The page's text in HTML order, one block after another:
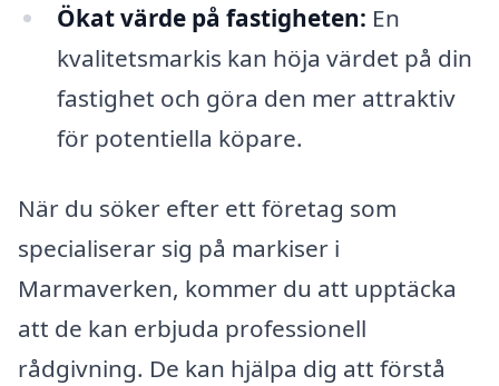
Ökat värde på fastigheten: En
kvalitetsmarkis kan höja värdet på din
fastighet och göra den mer attraktiv
för potentiella köpare.
När du söker efter ett företag som
specialiserar sig på markiser i
Marmaverken, kommer du att upptäcka
att de kan erbjuda professionell
rådgivning. De kan hjälpa dig att förstå